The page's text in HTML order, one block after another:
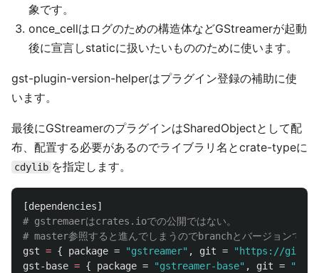
象です。
once_cellはログのための構造体などGStreamerが起動
後に宣言しstaticに扱いたいもののために使います。
gst-plugin-version-helperはプラグイン登録の補助に使
います。
最後にGStreamerのプラグインはSharedObjectとして配
布、配置する必要があるのでライブラリ名とcrate-typeに
cdylib を指定します。
[dependencies]
# gstremaerはcrates.ioでの公開ではない。
# master参照すると進んでしまうのでbranchとバージョンで固
gst = { package = "gstreamer" , git =
"https://
gst-base = { package = "gstreamer-base" , git =